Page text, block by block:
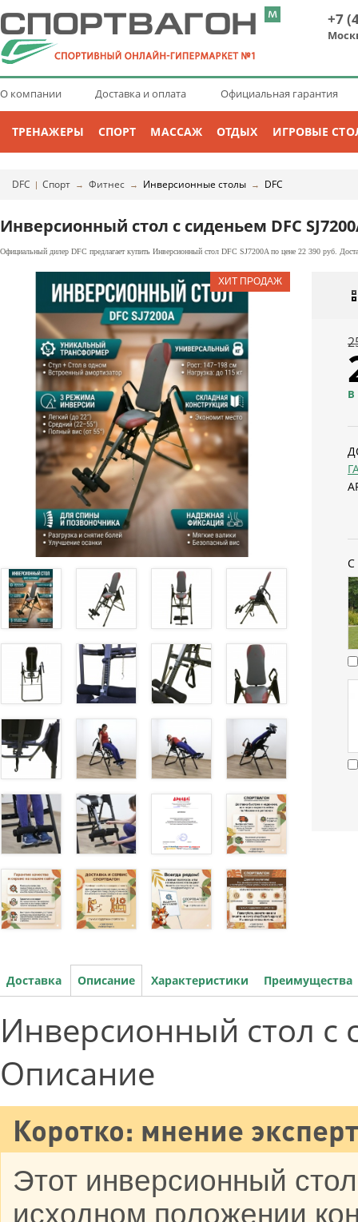
+7
О компании Доставка и оплата Официальная гарантия
ТРЕНАЖЕРЫ СПОРТ МАССАЖ ОТДЫХ ИГРОВЫЕ
DFC | Спорт → Фитнес → Инверсионные столы → DFC
Инверсионный стол с сиденьем DFC
Официальный дилер DFC предлагает купить Инверсионный стол DFC SJ7200A по цене 22 390 руб.
С
Доставка Описание Характеристики Преимущества
Инверсионный стол с
Описание
Коротко: мнение
Этот инверсионный
исходном положении